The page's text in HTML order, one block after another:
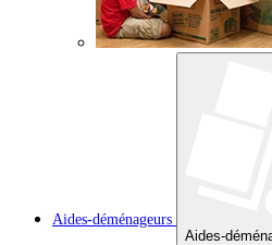
Aides-déménageurs
Aides-